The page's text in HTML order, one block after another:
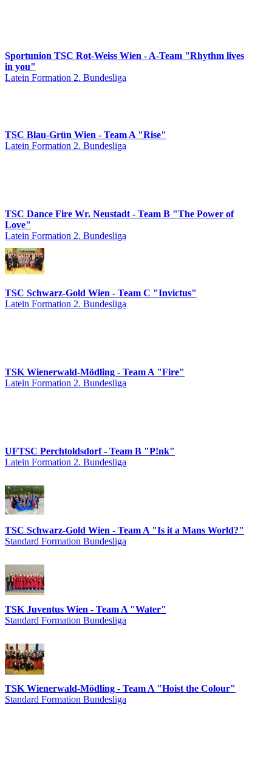
Sportunion TSC Rot-Weiss Wien - A-Team "Rhythm lives
in you"
Latein Formation 2. Bundesliga
TSC Blau-Grün Wien - Team A "Rise"
Latein Formation 2. Bundesliga
TSC Dance Fire Wr. Neustadt - Team B "The Power of
Love"
Latein Formation 2. Bundesliga
TSC Schwarz-Gold Wien - Team C "Invictus"
Latein Formation 2. Bundesliga
TSK Wienerwald-Mödling - Team A "Fire"
Latein Formation 2. Bundesliga
UFTSC Perchtoldsdorf - Team B "P!nk"
Latein Formation 2. Bundesliga
TSC Schwarz-Gold Wien - Team A "Is it a Mans World?"
Standard Formation Bundesliga
TSK Juventus Wien - Team A "Water"
Standard Formation Bundesliga
TSK Wienerwald-Mödling - Team A "Hoist the Colour"
Standard Formation Bundesliga